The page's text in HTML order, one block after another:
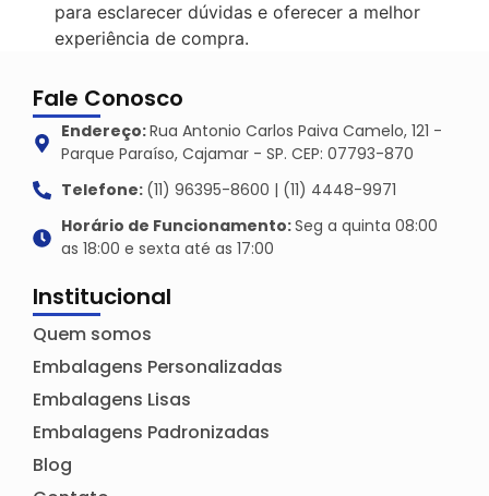
para esclarecer dúvidas e oferecer a melhor
experiência de compra.
Fale Conosco
Endereço:Rua Antonio Carlos Paiva Camelo, 121 -
Parque Paraíso, Cajamar - SP. CEP: 07793-870
Telefone: (11) 96395-8600 | (11) 4448-9971
Horário de Funcionamento:Seg a quinta 08:00
as 18:00 e sexta até as 17:00
Institucional
Quem somos
Embalagens Personalizadas
Embalagens Lisas
Embalagens Padronizadas
Blog